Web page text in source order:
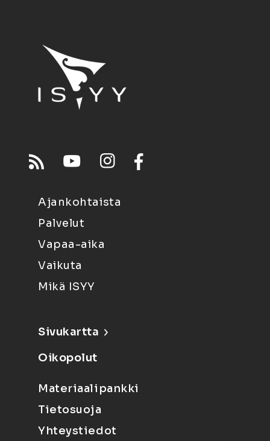
Ajankohtaista
Palvelut
Vapaa-aika
Vaikuta
Mikä ISYY
Sivukartta
Oikopolut
Materiaalipankki
Tietosuoja
Yhteystiedot